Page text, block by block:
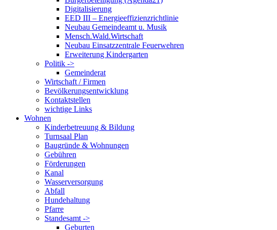
Digitalisierung
EED III – Energieeffizienzrichtlinie
Neubau Gemeindeamt u. Musik
Mensch.Wald.Wirtschaft
Neubau Einsatzzentrale Feuerwehren
Erweiterung Kindergarten
Politik ->
Gemeinderat
Wirtschaft / Firmen
Bevölkerungsentwicklung
Kontaktstellen
wichtige Links
Wohnen
Kinderbetreuung & Bildung
Turnsaal Plan
Baugründe & Wohnungen
Gebühren
Förderungen
Kanal
Wasserversorgung
Abfall
Hundehaltung
Pfarre
Standesamt ->
Geburten